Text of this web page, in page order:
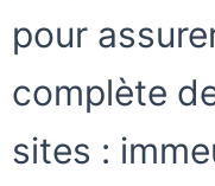
pour
complète
sites :